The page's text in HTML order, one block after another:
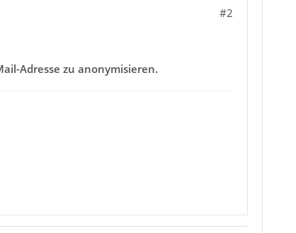
#2
Adresse zu anonymisieren.